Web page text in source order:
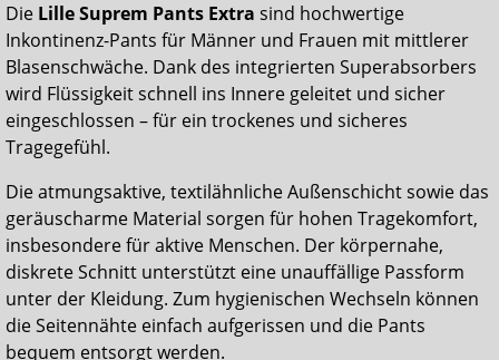
Die Lille Suprem Pants Extra sind hochwertige
Inkontinenz-Pants für Männer und Frauen mit mittlerer
Blasenschwäche. Dank des integrierten Superabsorbers
wird Flüssigkeit schnell ins Innere geleitet und sicher
eingeschlossen – für ein trockenes und sicheres
Tragegefühl.
Die atmungsaktive, textilähnliche Außenschicht sowie das
geräuscharme Material sorgen für hohen Tragekomfort,
insbesondere für aktive Menschen. Der körpernahe,
diskrete Schnitt unterstützt eine unauffällige Passform
unter der Kleidung. Zum hygienischen Wechseln können
die Seitennähte einfach aufgerissen und die Pants
bequem entsorgt werden.